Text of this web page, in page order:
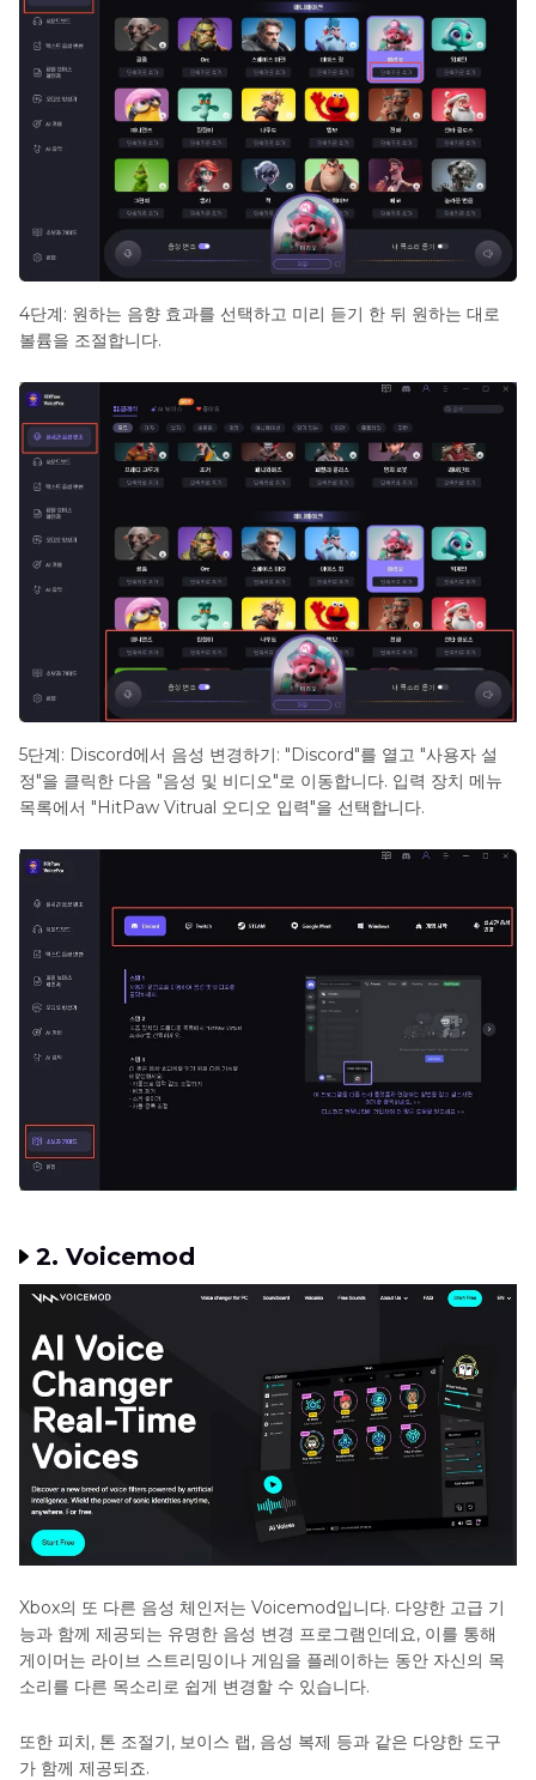
4단계: 원하는 음향 효과를 선택하고 미리 듣기 한 뒤 원하는 대로
볼륨을 조절합니다.
5단계: Discord에서 음성 변경하기: "Discord"를 열고 "사용자 설
정"을 클릭한 다음 "음성 및 비디오"로 이동합니다. 입력 장치 메뉴
목록에서 "HitPaw Vitrual 오디오 입력"을 선택합니다.
2. Voicemod
Xbox의 또 다른 음성 체인저는 Voicemod입니다. 다양한 고급 기
능과 함께 제공되는 유명한 음성 변경 프로그램인데요, 이를 통해
게이머는 라이브 스트리밍이나 게임을 플레이하는 동안 자신의 목
소리를 다른 목소리로 쉽게 변경할 수 있습니다.
또한 피치, 톤 조절기, 보이스 랩, 음성 복제 등과 같은 다양한 도구
가 함께 제공되죠.